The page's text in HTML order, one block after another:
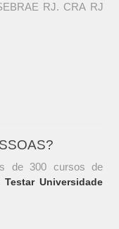
RJ. CRA RJ
de 300 cursos de
Testar Universidade